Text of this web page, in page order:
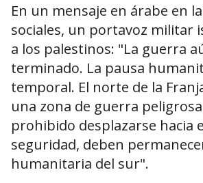
En un mensaje en árabe en
sociales, un portavoz militar
a los palestinos: "La guerra
terminado. La pausa
temporal. El norte de la
una zona de guerra
prohibido desplazarse hacia
seguridad, deben
humanitaria del sur".